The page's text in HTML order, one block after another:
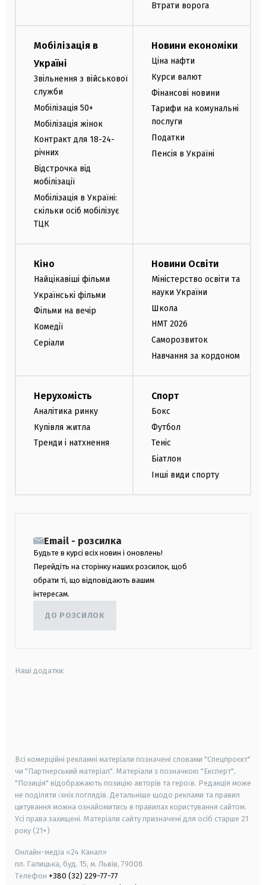
Втрати ворога
Мобілізація в
Україні
Звільнення з військової
служби
Мобілізація 50+
Мобілізація жінок
Контракт для 18-24-
річних
Відстрочка від
мобілізації
Мобілізація в Україні:
скільки осіб мобілізує
ТЦК
Новини економіки
Ціна нафти
Курси валют
Фінансові новини
Тарифи на комунальні
послуги
Податки
Пенсія в Україні
Кіно
Найцікавіші фільми
Українські фільми
Фільми на вечір
Комедії
Серіали
Новини Освіти
Міністерство освіти та
науки України
Школа
НМТ 2026
Саморозвиток
Навчання за кордоном
Нерухомість
Аналітика ринку
Купівля житла
Тренди і натхнення
Спорт
Бокс
Футбол
Теніс
Біатлон
Інші види спорту
Email - розсилка
Будьте в курсі всіх новин і оновлень!
Перейдіть на сторінку наших розсилок, щоб
обрати ті, що відповідають вашим
інтересам.
ДО РОЗСИЛОК
Наші додатки:
Всі комерційні рекламні матеріали позначені словами "Спецпроєкт"
чи "Партнерський матеріал". Матеріали з позначкою "Експерт",
"Позиція" відображають позицію авторів та героїв. Редакція може
не поділяти їхніх поглядів. Детальніше щодо реклами та правил
цитування можна ознайомитись в правилах користування сайтом.
Усі права захищені. Матеріали сайту призначені для осіб старше 21
року (21+)
Онлайн-медіа «24 Канал»
пл. Галицька, буд. 15, м. Львів, 79008
Телефон +380 (32) 229-77-77